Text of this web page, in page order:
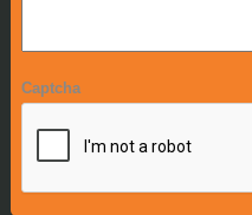
Captcha